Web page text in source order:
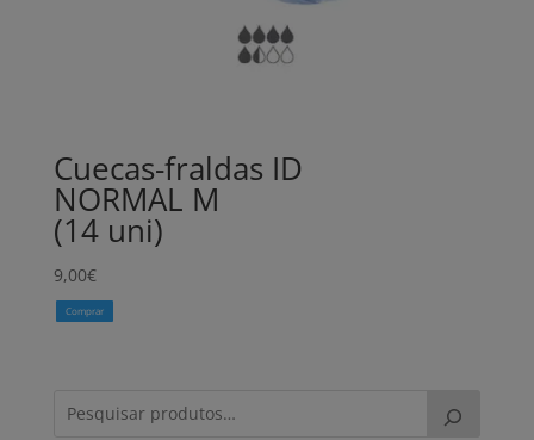
Cuecas-fraldas ID
NORMAL M
(14 uni)
9,00€
Comprar